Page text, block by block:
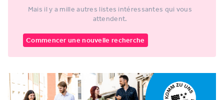
Mais il y a mille autres listes intéressantes qui vous
attendent.
Commencer une nouvelle recherche